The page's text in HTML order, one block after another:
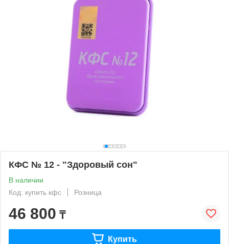
КФС № 12 - "Здоровый сон"
В наличии
Код: купить кфс
Розница
46 800 ₸
Купить